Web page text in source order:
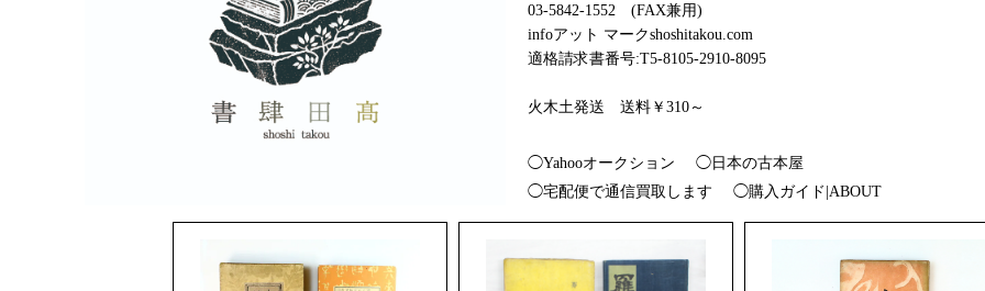
03-5842-1552 (FAX兼用)
infoアット マークshoshitakou.com
適格請求書番号:T5-8105-2910-8095
火木土発送 送料￥310～
◯Yahooオークション
◯日本の古本屋
◯宅配便で通信買取します
◯購入ガイド|ABOUT